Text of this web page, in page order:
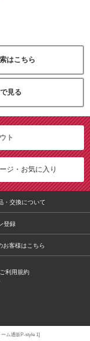
はこちら
見る
ト
ジ・お気に入り
・交換について
登録
お客様はこちら
ご利用規約
ム通販P-style 1]